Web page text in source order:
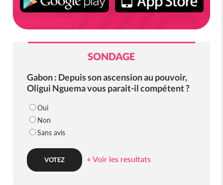
SONDAGE
Gabon : Depuis son ascension au pouvoir,
Oligui Nguema vous parait-il compétent ?
Oui
Non
Sans avis
+ Voir les resultats